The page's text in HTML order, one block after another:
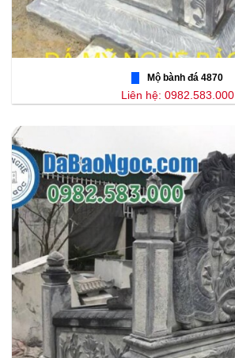
Mộ bành đá 4870
Liên hệ: 0982.583.000